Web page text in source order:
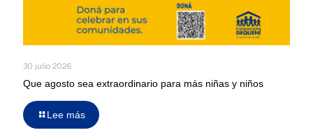
30 julio 2026
Que agosto sea extraordinario para más niñas y niños
Lee más